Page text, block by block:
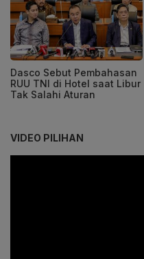
Dasco Sebut Pembahasan
RUU TNI di Hotel saat Libur
Tak Salahi Aturan
VIDEO PILIHAN